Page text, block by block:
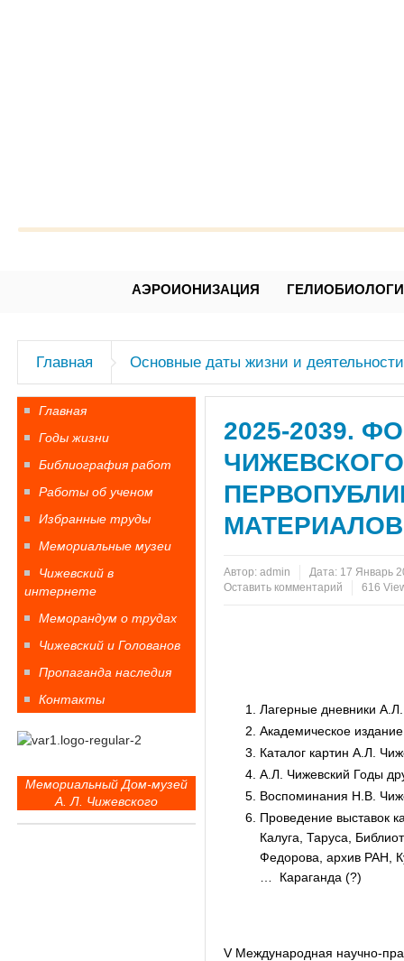
АЭРОИОНИЗАЦИЯ
Главная Основные даты жизни и
2025-2039.
Автор: admin Дата: 17 Январь
Оставить комментарий
616
Лагерные дневники
Академическое
Каталог картин А.Л.
А.Л. Чижевский Годы
Воспоминания Н.В.
Проведение выставок
Калуга, Таруса,
Федорова, архив РАН,
… Караганда (?)
V Международная научно-
Главная
Годы жизни
Библиография работ
Работы об ученом
Избранные труды
Мемориальные музеи
Чижевский в
интернете
Меморандум о трудах
Чижевский и Голованов
Пропаганда наследия
Контакты
Мемориальный Дом-музей
А. Л. Чижевского